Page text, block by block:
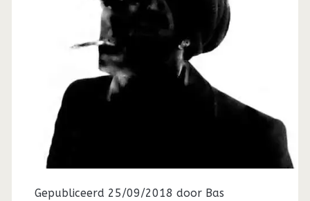
Gepubliceerd 25/09/2018 door Bas